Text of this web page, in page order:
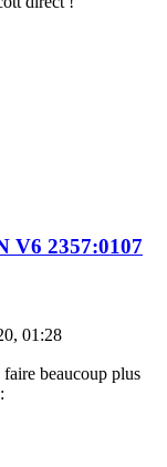
V6 2357:0107
01:28
beaucoup plus